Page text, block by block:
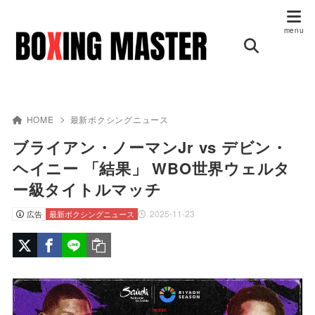
HOME 最新ボクシングニュース
ブライアン・ノーマンJr vs デビン・
ヘイニー 「結果」 WBO世界ウェルタ
ー級タイトルマッチ
広告 2025-11-23
最新ボクシングニュース